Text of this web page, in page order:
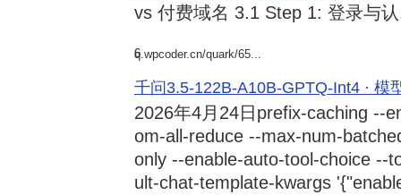
vs 付费域名 3.1 Step 1: 登录与
6
q.wpcoder.cn/quark/65...
千问3.5-122B-A10B-GPTQ-Int4 · 模
2026年4月24日 prefix-caching --
om-all-reduce --max-num-
only --enable-auto-tool-choice --
ult-chat-template-kwargs